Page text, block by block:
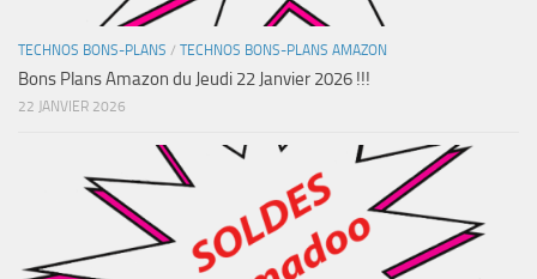
TECHNOS BONS-PLANS / TECHNOS BONS-PLANS AMAZON
Bons Plans Amazon du Jeudi 22 Janvier 2026 !!!
22 JANVIER 2026